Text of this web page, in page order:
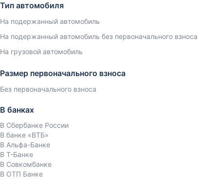
Тип автомобиля
На подержанный автомобиль
На подержанный автомобиль без первоначального взноса
На грузовой автомобиль
Размер первоначального взноса
Без первоначального взноса
В банках
В Сбербанке России
В банке «ВТБ»
В Альфа-Банке
В Т-Банке
В Совкомбанке
В ОТП Банке